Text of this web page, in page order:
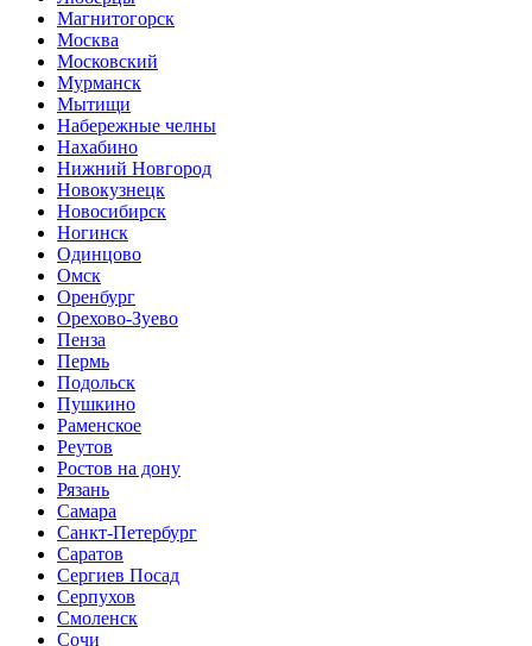
Магнитогорск
Москва
Московский
Мурманск
Мытищи
Набережные челны
Нахабино
Нижний Новгород
Новокузнецк
Новосибирск
Ногинск
Одинцово
Омск
Оренбург
Орехово-Зуево
Пенза
Пермь
Подольск
Пушкино
Раменское
Реутов
Ростов на дону
Рязань
Самара
Санкт-Петербург
Саратов
Сергиев Посад
Серпухов
Смоленск
Сочи